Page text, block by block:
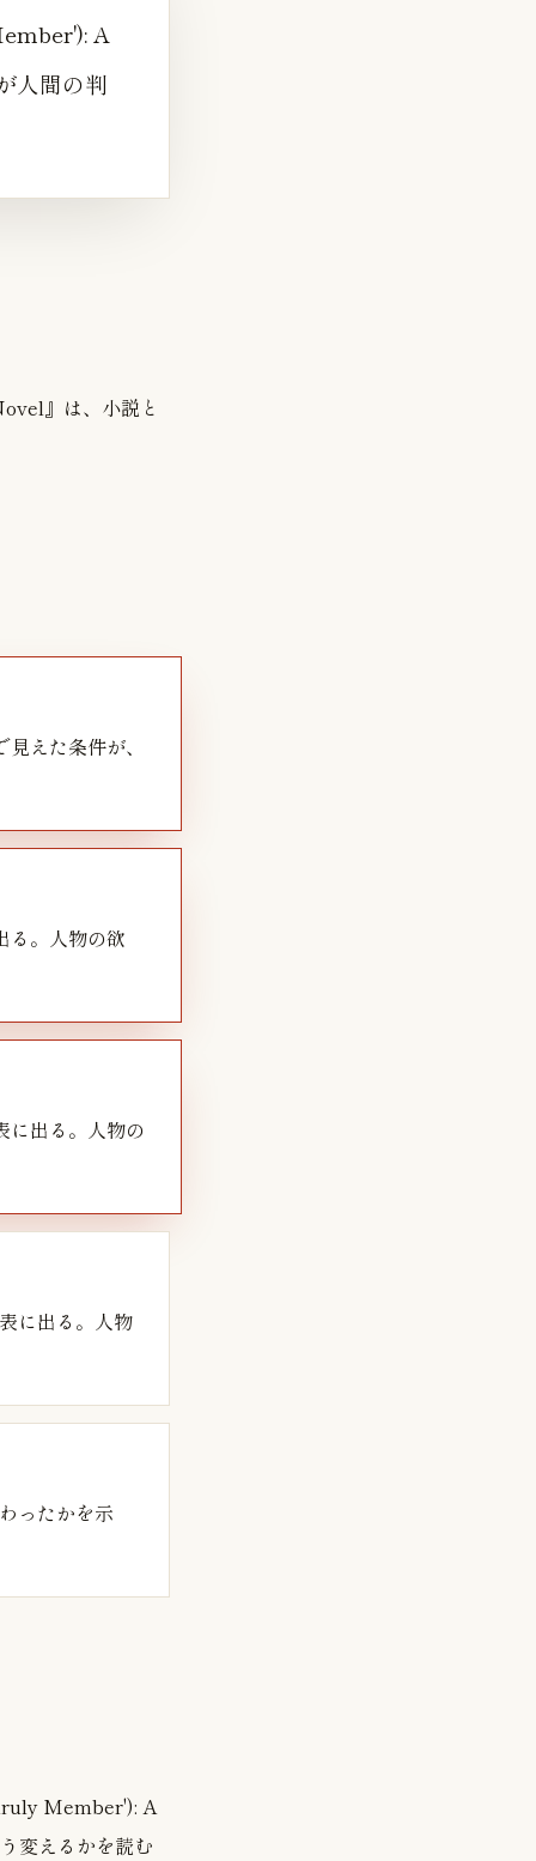
A
人間の判
』は、小説と
えた条件が、
る。人物の欲
に出る。人物の
に出る。人物
ったかを示
Member'): A
変えるかを読む